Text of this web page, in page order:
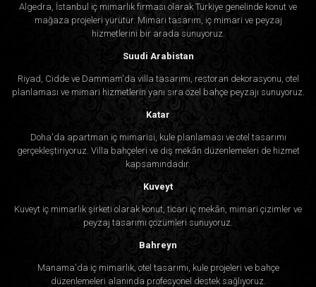
Algedra, İstanbul iç mimarlık firması olarak Türkiye genelinde konut ve
mağaza projeleri yürütür. Mimari tasarım, iç mimari ve peyzaj
hizmetlerini bir arada sunuyoruz.
Suudi Arabistan
Riyad, Cidde ve Dammam'da villa tasarımı, restoran dekorasyonu, otel
planlaması ve mimari hizmetlerin yanı sıra özel bahçe peyzajı sunuyoruz.
Katar
Doha'da apartman iç mimarisi, kule planlaması ve otel tasarımı
gerçekleştiriyoruz. Villa bahçeleri ve dış mekân düzenlemeleri de hizmet
kapsamındadır.
Kuveyt
Kuveyt iç mimarlık şirketi olarak konut, ticari iç mekân, mimari çizimler ve
peyzaj tasarımı çözümleri sunuyoruz.
Bahreyn
Manama'da iç mimarlık, otel tasarımı, kule projeleri ve bahçe
düzenlemeleri alanında profesyonel destek sağlıyoruz.